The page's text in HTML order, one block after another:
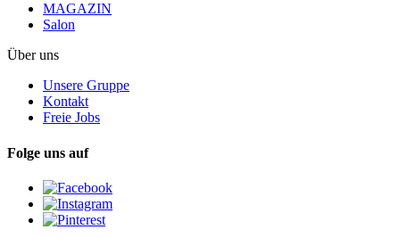
MAGAZIN
Salon
Über uns
Unsere Gruppe
Kontakt
Freie Jobs
Folge uns auf